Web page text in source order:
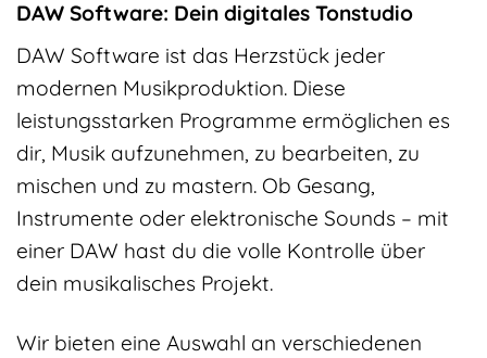
DAW Software: Dein digitales Tonstudio
DAW Software ist das Herzstück jeder
modernen Musikproduktion. Diese
leistungsstarken Programme ermöglichen es
dir, Musik aufzunehmen, zu bearbeiten, zu
mischen und zu mastern. Ob Gesang,
Instrumente oder elektronische Sounds – mit
einer DAW hast du die volle Kontrolle über
dein musikalisches Projekt.
Wir bieten eine Auswahl an verschiedenen